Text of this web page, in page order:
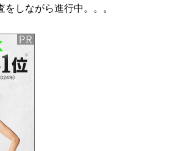
しながら進行中。。。